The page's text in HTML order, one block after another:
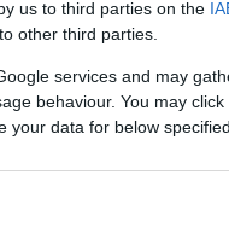
us to third parties on the
other third parties.
services and may
behaviour. You may
your data for below
Szólj hozzá!
tészta durum